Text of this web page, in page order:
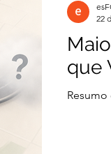
que
Resumo
22